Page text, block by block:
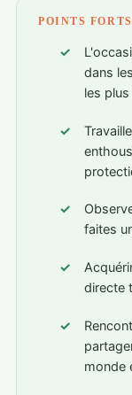
POINTS FORTS
dans
les
faites
directe
monde